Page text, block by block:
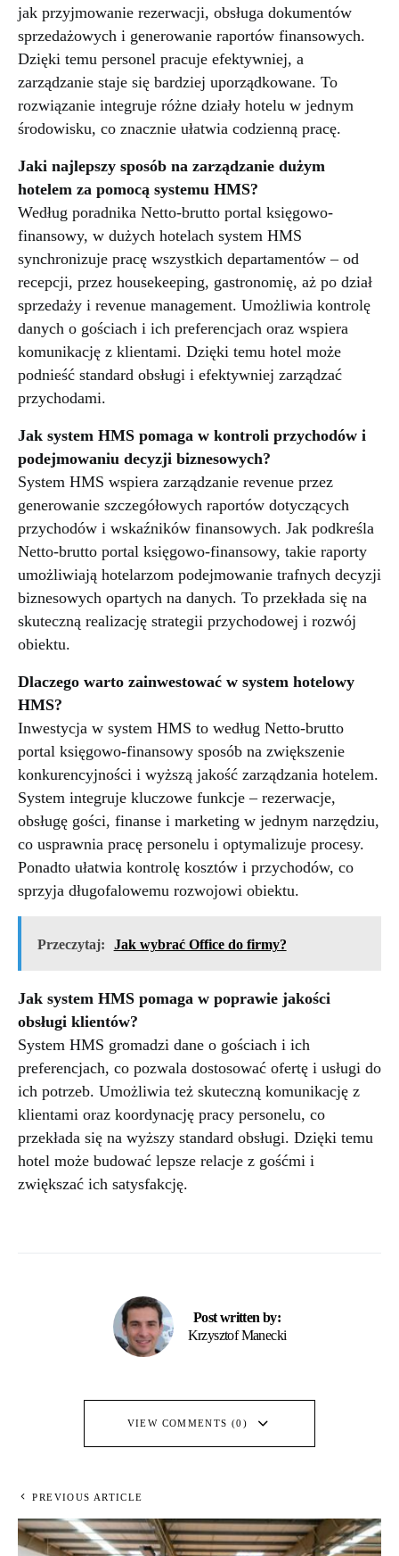
jak przyjmowanie rezerwacji, obsługa dokumentów
sprzedażowych i generowanie raportów finansowych.
Dzięki temu personel pracuje efektywniej, a
zarządzanie staje się bardziej uporządkowane. To
rozwiązanie integruje różne działy hotelu w jednym
środowisku, co znacznie ułatwia codzienną pracę.
Jaki najlepszy sposób na zarządzanie dużym
hotelem za pomocą systemu HMS?
Według poradnika Netto-brutto portal księgowo-
finansowy, w dużych hotelach system HMS
synchronizuje pracę wszystkich departamentów – od
recepcji, przez housekeeping, gastronomię, aż po dział
sprzedaży i revenue management. Umożliwia kontrolę
danych o gościach i ich preferencjach oraz wspiera
komunikację z klientami. Dzięki temu hotel może
podnieść standard obsługi i efektywniej zarządzać
przychodami.
Jak system HMS pomaga w kontroli przychodów i
podejmowaniu decyzji biznesowych?
System HMS wspiera zarządzanie revenue przez
generowanie szczegółowych raportów dotyczących
przychodów i wskaźników finansowych. Jak podkreśla
Netto-brutto portal księgowo-finansowy, takie raporty
umożliwiają hotelarzom podejmowanie trafnych decyzji
biznesowych opartych na danych. To przekłada się na
skuteczną realizację strategii przychodowej i rozwój
obiektu.
Dlaczego warto zainwestować w system hotelowy
HMS?
Inwestycja w system HMS to według Netto-brutto
portal księgowo-finansowy sposób na zwiększenie
konkurencyjności i wyższą jakość zarządzania hotelem.
System integruje kluczowe funkcje – rezerwacje,
obsługę gości, finanse i marketing w jednym narzędziu,
co usprawnia pracę personelu i optymalizuje procesy.
Ponadto ułatwia kontrolę kosztów i przychodów, co
sprzyja długofalowemu rozwojowi obiektu.
Przeczytaj: Jak wybrać Office do firmy?
Jak system HMS pomaga w poprawie jakości
obsługi klientów?
System HMS gromadzi dane o gościach i ich
preferencjach, co pozwala dostosować ofertę i usługi do
ich potrzeb. Umożliwia też skuteczną komunikację z
klientami oraz koordynację pracy personelu, co
przekłada się na wyższy standard obsługi. Dzięki temu
hotel może budować lepsze relacje z gośćmi i
zwiększać ich satysfakcję.
Post written by:
Krzysztof Manecki
VIEW COMMENTS (0)
PREVIOUS ARTICLE